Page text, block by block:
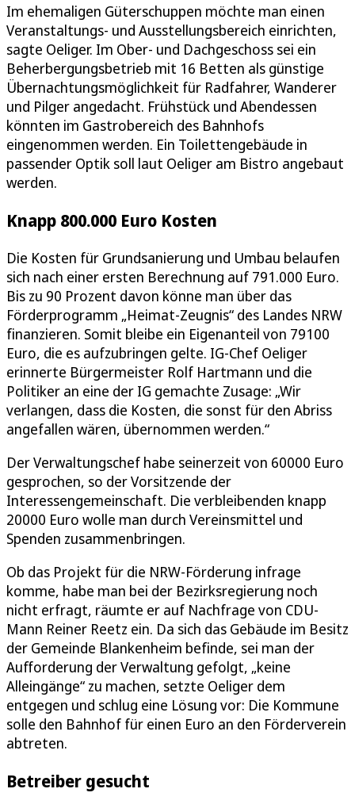
Im ehemaligen Güterschuppen möchte man einen
Veranstaltungs- und Ausstellungsbereich einrichten,
sagte Oeliger. Im Ober- und Dachgeschoss sei ein
Beherbergungsbetrieb mit 16 Betten als günstige
Übernachtungsmöglichkeit für Radfahrer, Wanderer
und Pilger angedacht. Frühstück und Abendessen
könnten im Gastrobereich des Bahnhofs
eingenommen werden. Ein Toilettengebäude in
passender Optik soll laut Oeliger am Bistro angebaut
werden.
Knapp 800.000 Euro Kosten
Die Kosten für Grundsanierung und Umbau belaufen
sich nach einer ersten Berechnung auf 791.000 Euro.
Bis zu 90 Prozent davon könne man über das
Förderprogramm „Heimat-Zeugnis“ des Landes NRW
finanzieren. Somit bleibe ein Eigenanteil von 79100
Euro, die es aufzubringen gelte. IG-Chef Oeliger
erinnerte Bürgermeister Rolf Hartmann und die
Politiker an eine der IG gemachte Zusage: „Wir
verlangen, dass die Kosten, die sonst für den Abriss
angefallen wären, übernommen werden.“
Der Verwaltungschef habe seinerzeit von 60000 Euro
gesprochen, so der Vorsitzende der
Interessengemeinschaft. Die verbleibenden knapp
20000 Euro wolle man durch Vereinsmittel und
Spenden zusammenbringen.
Ob das Projekt für die NRW-Förderung infrage
komme, habe man bei der Bezirksregierung noch
nicht erfragt, räumte er auf Nachfrage von CDU-
Mann Reiner Reetz ein. Da sich das Gebäude im Besitz
der Gemeinde Blankenheim befinde, sei man der
Aufforderung der Verwaltung gefolgt, „keine
Alleingänge“ zu machen, setzte Oeliger dem
entgegen und schlug eine Lösung vor: Die Kommune
solle den Bahnhof für einen Euro an den Förderverein
abtreten.
Betreiber gesucht